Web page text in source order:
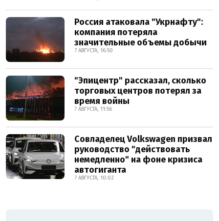
Россия атаковала "Укрнафту":
компания потеряла
значительные объемы добычи
7 АВГУСТА, 16:50
"Эпицентр" рассказал, сколько
торговых центров потерял за
время войны
7 АВГУСТА, 11:56
Совладелец Volkswagen призвал
руководство "действовать
немедленно" на фоне кризиса
автогиганта
7 АВГУСТА, 10:02